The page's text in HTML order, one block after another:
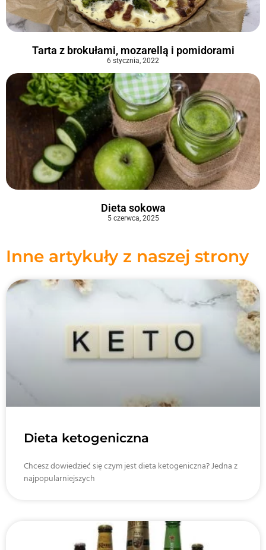
Tarta z brokułami, mozarellą i pomidorami
6 stycznia, 2022
Dieta sokowa
5 czerwca, 2025
Inne artykuły z naszej strony
Dieta ketogeniczna
Chcesz dowiedzieć się czym jest dieta ketogeniczna? Jedna z
najpopularniejszych